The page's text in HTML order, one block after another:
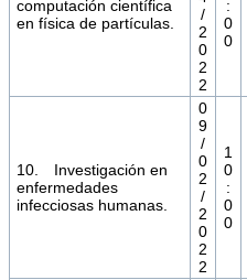
computación científica
en física de partículas.
/
2
0
2
2
:
0
0
10. Investigación en
enfermedades
infecciosas humanas.
0
9
/
0
2
/
2
0
2
2
1
0
:
0
0